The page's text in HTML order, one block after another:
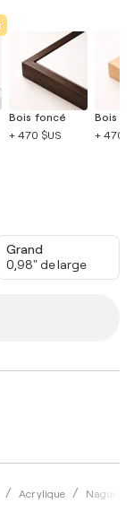
Acrylique Nagui
Bois foncé
+ 470 $US
Bois
+ 470
Grand
0,98" de large